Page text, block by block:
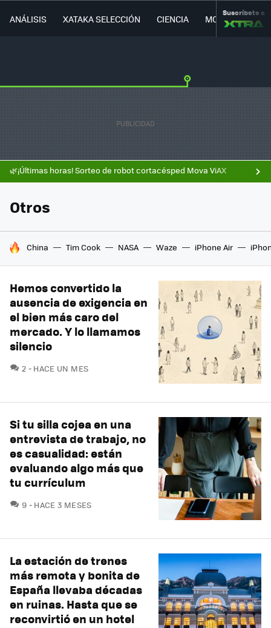
ANÁLISIS XATAKA SELECCIÓN CIENCIA MOVILIDAD
Suscríbete a
🌿¡Últimas horas! Sorteo de robot cortacésped Mova ViAX
Otros
HOY SE HABLA DE
China Tim Cook NASA Waze iPhone Air
Hemos convertido la
ausencia de exigencia en
el bien más caro del
mercado. Y lo llamamos
silencio
2 COMENTARIOS
HACE UN MES
Si tu silla cojea en una
entrevista de trabajo, no
es casualidad: están
evaluando algo más que
tu currículum
9 COMENTARIOS
HACE 3 MESES
La estación de trenes
más remota y bonita de
España llevaba décadas
en ruinas. Hasta que se
reconvirtió en un hotel